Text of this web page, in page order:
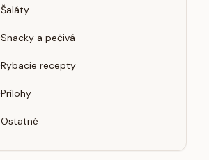
Šaláty
Snacky a pečivá
Rybacie recepty
Prílohy
Ostatné